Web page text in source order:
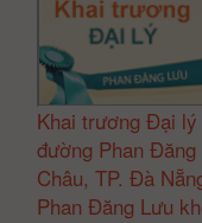
Khai trương Đại
đường Phan
Châu, TP. Đà
Phan Đăng Lưu